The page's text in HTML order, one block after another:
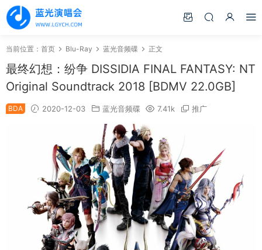
当前位置： 首页 Blu-Ray 蓝光音频碟 正文
最终幻想：纷争 DISSIDIA FINAL FANTASY: NT
Original Soundtrack 2018 [BDMV 22.0GB]
BDA 2020-12-03 蓝光音频碟 7.41k 推广